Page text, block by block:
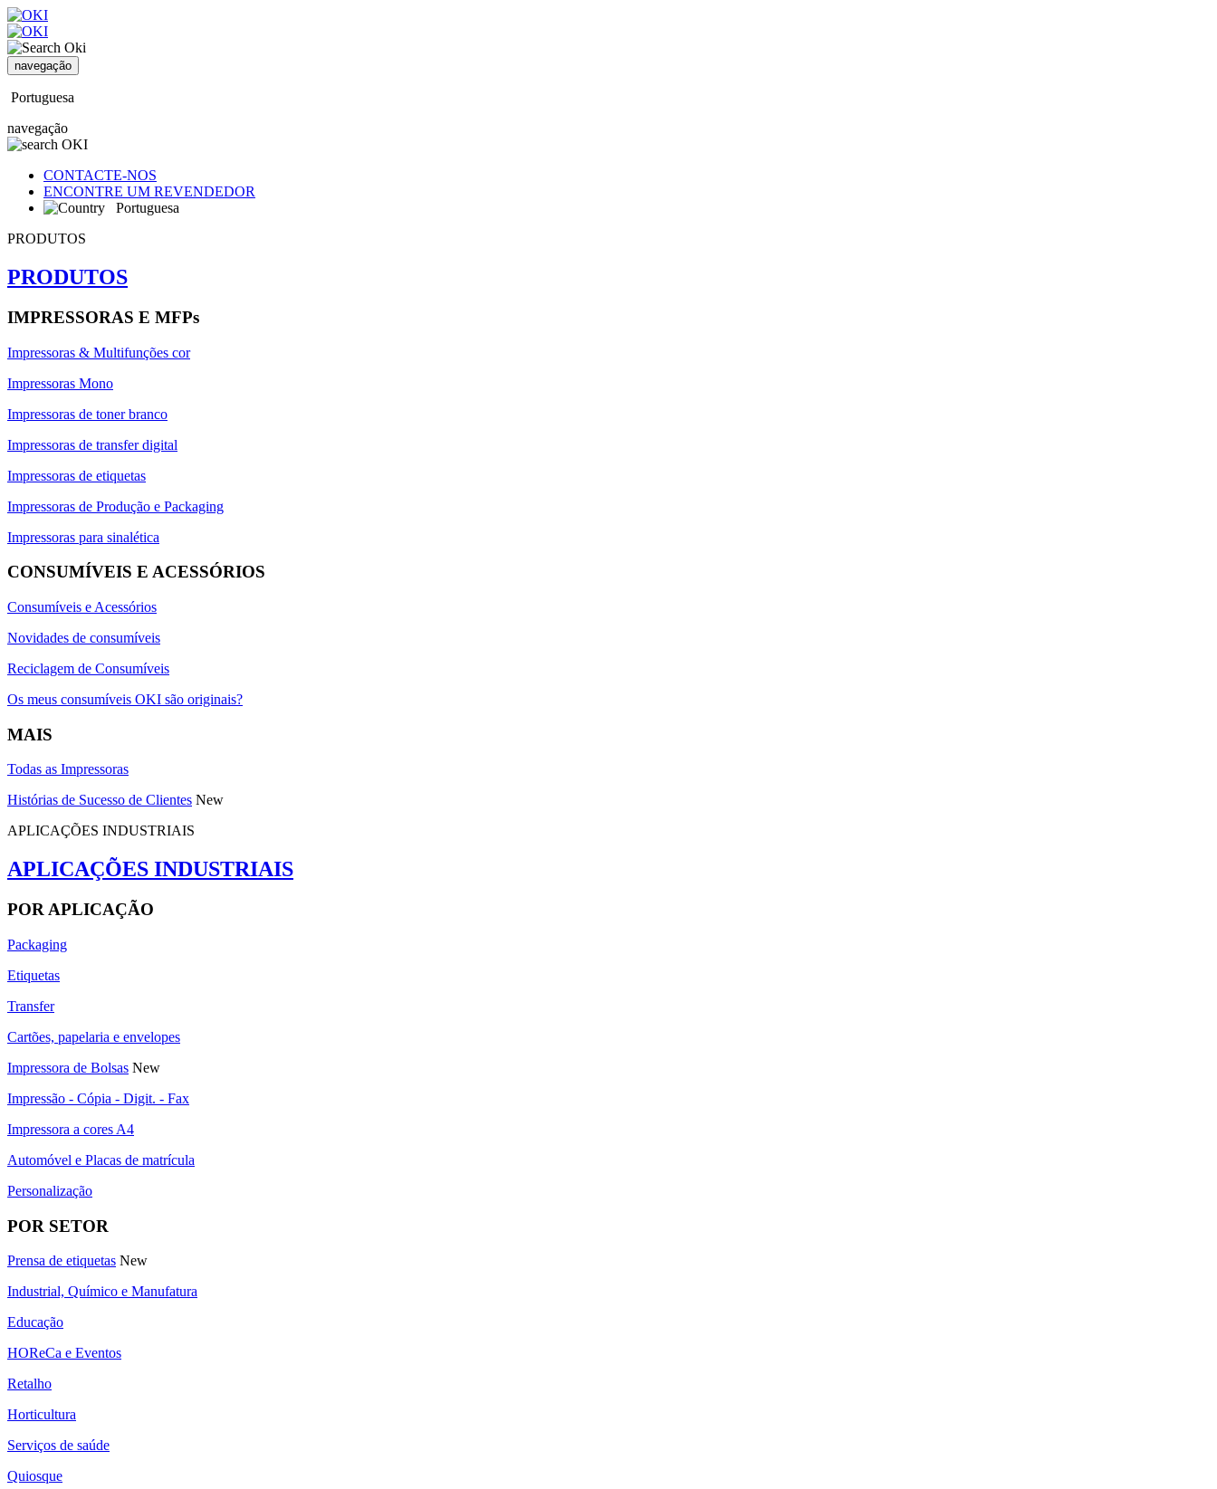
navegação
Portuguesa
navegação
CONTACTE-NOS
ENCONTRE UM REVENDEDOR
Portuguesa
PRODUTOS
PRODUTOS
IMPRESSORAS E MFPs
Impressoras & Multifunções cor
Impressoras Mono
Impressoras de toner branco
Impressoras de transfer digital
Impressoras de etiquetas
Impressoras de Produção e Packaging
Impressoras para sinalética
CONSUMÍVEIS E ACESSÓRIOS
Consumíveis e Acessórios
Novidades de consumíveis
Reciclagem de Consumíveis
Os meus consumíveis OKI são originais?
MAIS
Todas as Impressoras
Histórias de Sucesso de Clientes New
APLICAÇÕES INDUSTRIAIS
APLICAÇÕES INDUSTRIAIS
POR APLICAÇÃO
Packaging
Etiquetas
Transfer
Cartões, papelaria e envelopes
Impressora de Bolsas New
Impressão - Cópia - Digit. - Fax
Impressora a cores A4
Automóvel e Placas de matrícula
Personalização
POR SETOR
Prensa de etiquetas New
Industrial, Químico e Manufatura
Educação
HOReCa e Eventos
Retalho
Horticultura
Serviços de saúde
Quiosque